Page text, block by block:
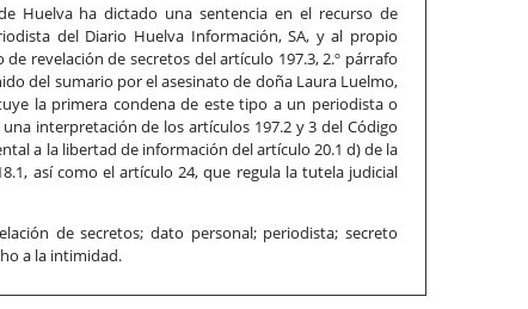
Huelva ha dictado una sentencia en el recurso de
del Diario Huelva Información, SA, y al propio
revelación de secretos del artículo 197.3, 2.º párrafo
del sumario por el asesinato de doña Laura Luelmo,
la primera condena de este tipo a un periodista o
interpretación de los artículos 197.2 y 3 del Código
a la libertad de información del artículo 20.1 d) de la
así como el artículo 24, que regula la tutela judicial
de secretos; dato personal; periodista; secreto
a la intimidad.